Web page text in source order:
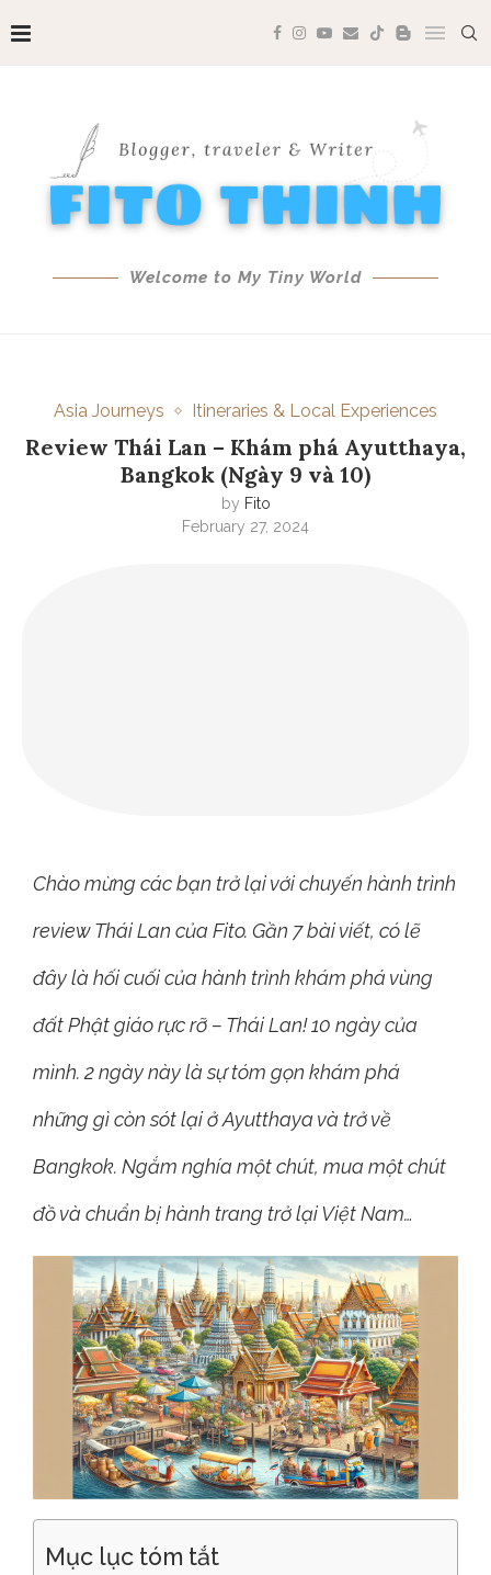
Welcome to My Tiny World
Asia Journeys Itineraries & Local Experiences
Review Thái Lan – Khám phá Ayutthaya,
Bangkok (Ngày 9 và 10)
by Fito
February 27, 2024
Chào mừng các bạn trở lại với chuyến hành trình
review Thái Lan của Fito. Gần 7 bài viết, có lẽ
đây là hối cuối của hành trình khám phá vùng
đất Phật giáo rực rỡ – Thái Lan! 10 ngày của
mình. 2 ngày này là sự tóm gọn khám phá
những gì còn sót lại ở Ayutthaya và trở về
Bangkok. Ngắm nghía một chút, mua một chút
đồ và chuẩn bị hành trang trở lại Việt Nam…
Mục lục tóm tắt